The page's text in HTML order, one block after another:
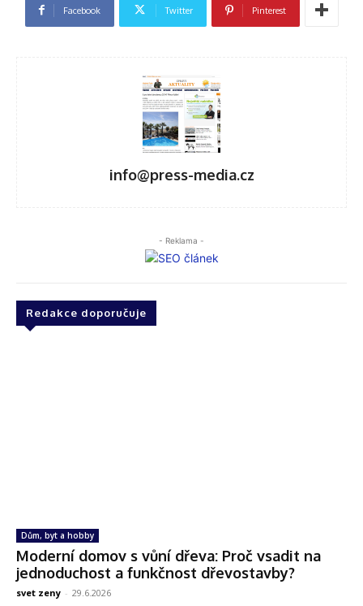
Facebook Twitter Pinterest
info@press-media.cz
- Reklama -
Redakce doporučuje
Dům, byt a hobby
Moderní domov s vůní dřeva: Proč vsadit na
jednoduchost a funkčnost dřevostavby?
svet zeny - 29.6.2026